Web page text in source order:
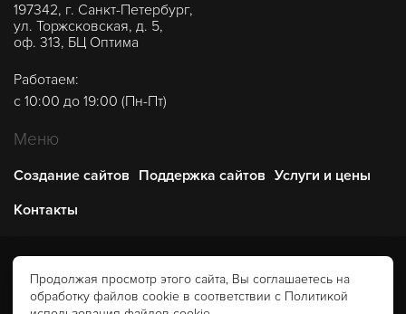
197342, г. Санкт-Петербург,
ул. Торжсковская, д. 5,
оф. 313, БЦ Оптима
Работаем:
с 10:00 до 19:00 (Пн-Пт)
Меню
Создание сайтов Поддержка сайтов Услуги и цены
Контакты
публичной офертой.
Политика конфиденциальности
Правообладателям
Продолжая просмотр этого сайта, Вы соглашаетесь на
обработку файлов cookie в соответствии с Политикой